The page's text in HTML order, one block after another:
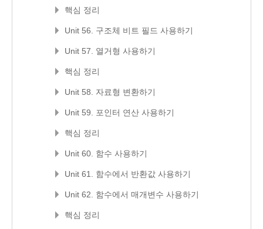
핵심 정리
Unit 56. 구조체 비트 필드 사용하기
Unit 57. 열거형 사용하기
핵심 정리
Unit 58. 자료형 변환하기
Unit 59. 포인터 연산 사용하기
핵심 정리
Unit 60. 함수 사용하기
Unit 61. 함수에서 반환값 사용하기
Unit 62. 함수에서 매개변수 사용하기
핵심 정리